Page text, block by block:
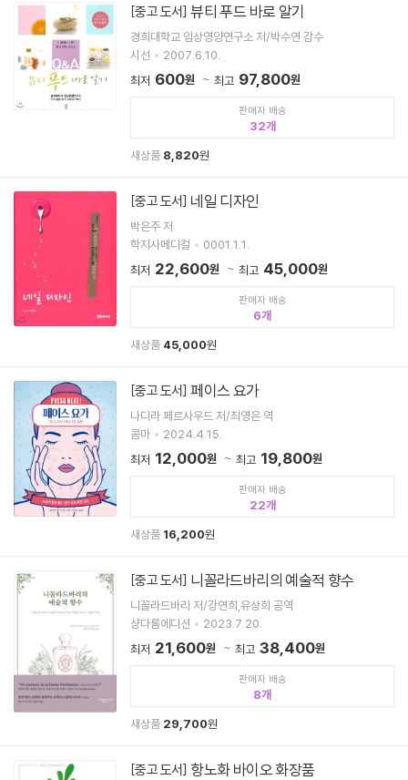
[중고 도서] 뷰티 푸드 바로 알기
경희대학교 임상영양연구소 저/박수연 감수
시선
2007.6.10.
최저 600원 최고 97,800원
판매자 배송
32
새상품 8,820원
[중고 도서] 네일 디자인
박은주 저
학지사메디컬
0001.1.1.
최저 22,600원 최고 45,000원
판매자 배송
6
새상품 45,000원
[중고 도서] 페이스 요가
나디라 페르사우드 저/최영은 역
콤마
2024.4.15.
최저 12,000원 최고 19,800원
판매자 배송
22
새상품 16,200원
[중고 도서] 니꼴라드바리의 예술적 향수
니꼴라드바리 저/강연희,유상희 공역
샹다롬에디션
2023.7.20.
최저 21,600원 최고 38,400원
판매자 배송
8
새상품 29,700원
[중고 도서] 항노화 바이오 화장품